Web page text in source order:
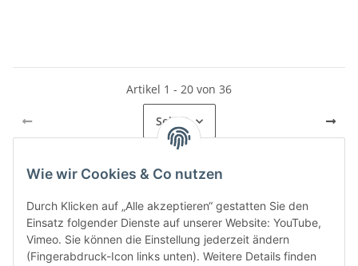
Artikel 1 - 20 von 36
Seite1
Kategorien
Wie wir Cookies & Co nutzen
Durch Klicken auf „Alle akzeptieren“ gestatten Sie den
Einsatz folgender Dienste auf unserer Website: YouTube,
Vimeo. Sie können die Einstellung jederzeit ändern
(Fingerabdruck-Icon links unten). Weitere Details finden